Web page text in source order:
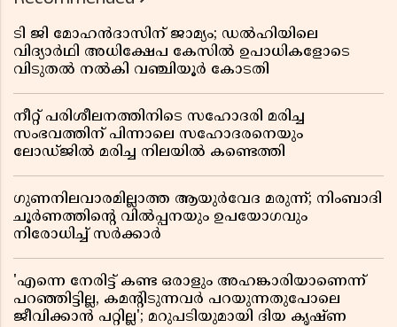
ടി ജി മോഹൻദാസിന് ജാമ്യം; ഡൽഹിയിലെ
വിദ്യാർഥി അധിക്ഷേപ കേസിൽ ഉപാധികളോടെ
വിടുതൽ നൽകി വഞ്ചിയൂർ കോടതി
നീറ്റ് പരിശീലനത്തിനിടെ സഹോദരി മരിച്ച
സംഭവത്തിന് പിന്നാലെ സഹോദരനെയും
ലോഡ്ജിൽ മരിച്ച നിലയിൽ കണ്ടെത്തി
ഗുണനിലവാരമില്ലാത്ത ആയുർവേദ മരുന്ന്; നിംബാദി
ചൂർണത്തിൻ്റെ വിൽപ്പനയും ഉപയോഗവും
നിരോധിച്ച് സർക്കാർ
'എന്നെ നേരിട്ട് കണ്ട ഒരാളും അഹങ്കാരിയാണെന്ന്
പറഞ്ഞിട്ടില്ല, കമൻ്റിടുന്നവർ പറയുന്നതുപോലെ
ജീവിക്കാൻ പറ്റില്ല'; മറുപടിയുമായി ദിയ കൃഷ്ണ